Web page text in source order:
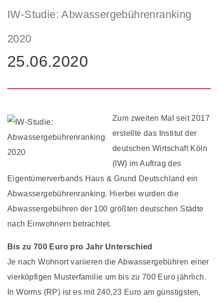
IW-Studie: Abwassergebührenranking
2020
25.06.2020
Zum zweiten Mal seit 2017
erstellte das Institut der
deutschen Wirtschaft Köln
(IW) im Auftrag des
Eigentümerverbands Haus & Grund Deutschland ein
Abwassergebührenranking. Hierbei wurden die
Abwassergebühren der 100 größten deutschen Städte
nach Einwohnern betrachtet.
Bis zu 700 Euro pro Jahr Unterschied
Je nach Wohnort variieren die Abwassergebühren einer
vierköpfigen Musterfamilie um bis zu 700 Euro jährlich.
In Worms (RP) ist es mit 240,23 Euro am günstigsten,